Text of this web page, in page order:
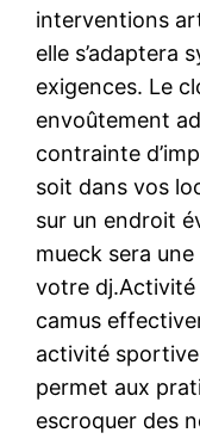
interventions
elle s’adaptera
exigences. Le
envoûtement
contrainte
soit dans vos
sur un endroit
mueck sera
votre dj.Activité
camus
activité
permet aux
escroquer des